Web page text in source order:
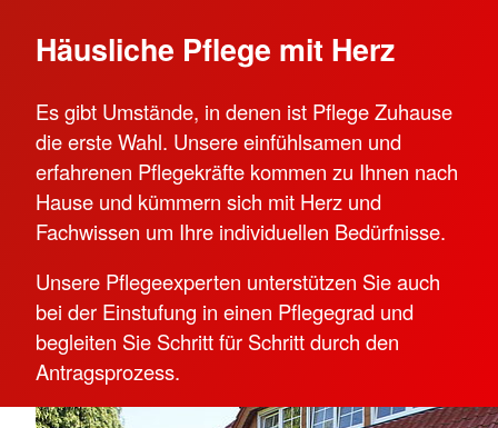
Häusliche Pflege mit Herz
Es gibt Umstände, in denen ist Pflege Zuhause
die erste Wahl. Unsere einfühlsamen und
erfahrenen Pflegekräfte kommen zu Ihnen nach
Hause und kümmern sich mit Herz und
Fachwissen um Ihre individuellen Bedürfnisse.
Unsere Pflegeexperten unterstützen Sie auch
bei der Einstufung in einen Pflegegrad und
begleiten Sie Schritt für Schritt durch den
Antragsprozess.